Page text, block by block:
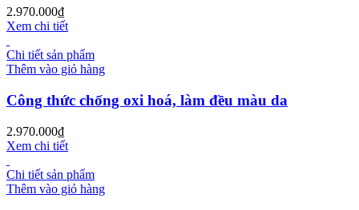
2.970.000₫
Xem chi tiết
Chi tiết sản phẩm
Thêm vào giỏ hàng
Công thức chống oxi hoá, làm đều màu da
2.970.000₫
Xem chi tiết
Chi tiết sản phẩm
Thêm vào giỏ hàng